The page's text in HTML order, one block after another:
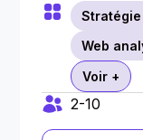
Web
Voir +
2-10